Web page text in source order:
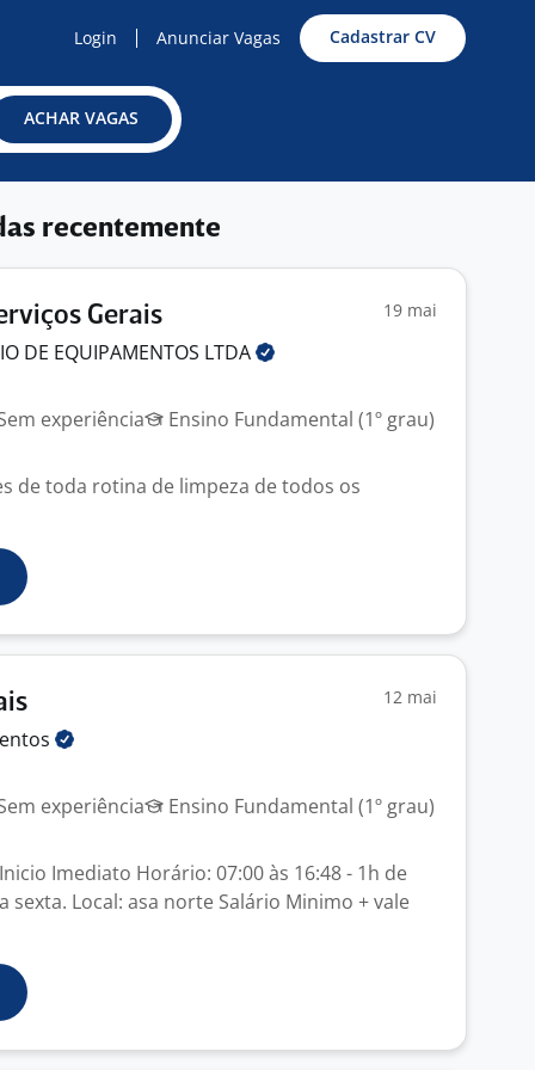
Login Anunciar Vagas Cadastrar CV
ACHAR VAGAS
recentemente
Gerais 19 mai
DE EQUIPAMENTOS LTDA
experiência Ensino Fundamental (1º grau)
de toda rotina de limpeza de todos os
12 mai
experiência Ensino Fundamental (1º grau)
Imediato Horário: 07:00 às 16:48 - 1h de
sexta. Local: asa norte Salário Minimo + vale